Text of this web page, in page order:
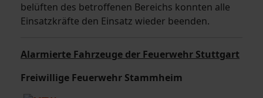
belüften des betroffenen Bereichs konnten alle
Einsatzkräfte den Einsatz wieder beenden.
Alarmierte Fahrzeuge der Feuerwehr Stuttgart
Freiwillige Feuerwehr Stammheim